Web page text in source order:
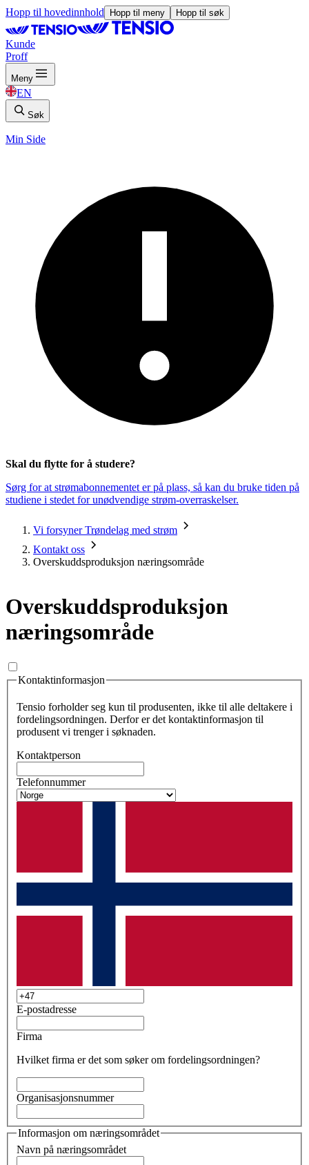
Hopp til hovedinnhold Hopp til meny Hopp til søk
Kunde
Proff
Meny
EN
Søk
Min Side
Skal du flytte for å studere?
Sørg for at strømabonnementet er på plass, så kan du bruke tiden på
studiene i stedet for unødvendige strøm-overraskelser.
Vi forsyner Trøndelag med strøm
Kontakt oss
Overskuddsproduksjon næringsområde
Overskuddsproduksjon
næringsområde
Kontaktinformasjon
Tensio forholder seg kun til produsenten, ikke til alle deltakere i
fordelingsordningen. Derfor er det kontaktinformasjon til
produsent vi trenger i søknaden.
Kontaktperson
Telefonnummer
E-postadresse
Firma
Hvilket firma er det som søker om fordelingsordningen?
Organisasjonsnummer
Informasjon om næringsområdet
Navn på næringsområdet